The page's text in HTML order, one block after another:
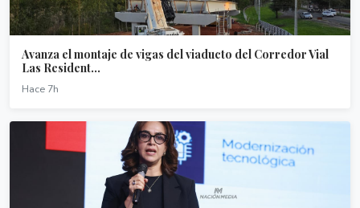
Avanza el montaje de vigas del viaducto del Corredor Vial
Las Resident...
Hace 7h